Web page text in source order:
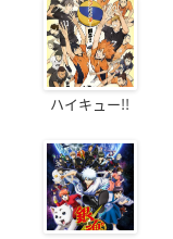
ハイキュー!!